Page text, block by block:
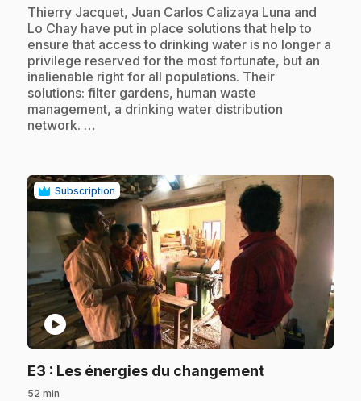
.Thierry Jacquet, Juan Carlos Calizaya Luna and
Lo Chay have put in place solutions that help to
ensure that access to drinking water is no longer a
privilege reserved for the most fortunate, but an
inalienable right for all populations. Their
solutions: filter gardens, human waste
management, a drinking water distribution
network. …
Subscription
play_circle
E3 : Les énergies du changement.
52 min